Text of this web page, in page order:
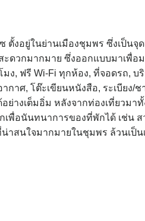
ตั้งอยู่ในย่านเมืองชุมพร ซึ่งเป็นจุ
ดวกมากมาย ซึ่งออกแบบมาเพื่อ
มง, ฟรี Wi-Fi ทุกห้อง, ที่จอดรถ,
ศ, โต๊ะเขียนหนังสือ, ระเบียง/ช
างเต็มอิ่ม หลังจากท่องเที่ยวมา
พื่อนันทนาการของที่พักได้ เช่น ส
สนใจมากมายในชุมพร ล้วนเป็